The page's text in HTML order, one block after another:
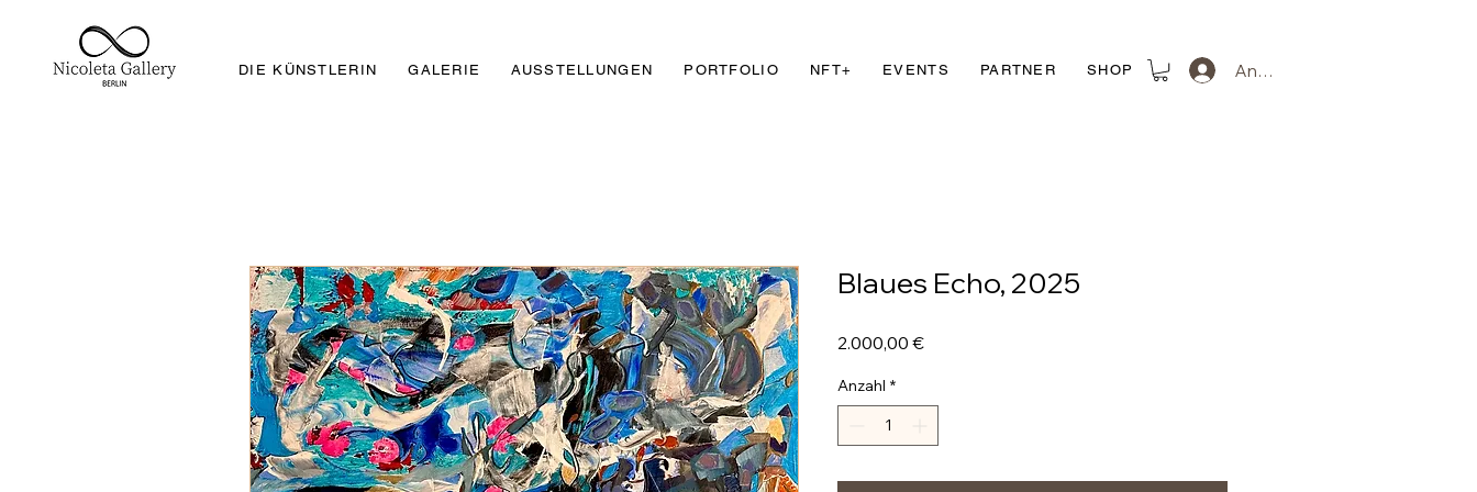
DIE KÜNSTLERIN GALERIE AUSSTELLUNGEN PORTFOLIO NFT+ EVENTS PARTNER SHOP Anmelden
Blaues Echo, 2025
2.000,00 €Preis
Anzahl *